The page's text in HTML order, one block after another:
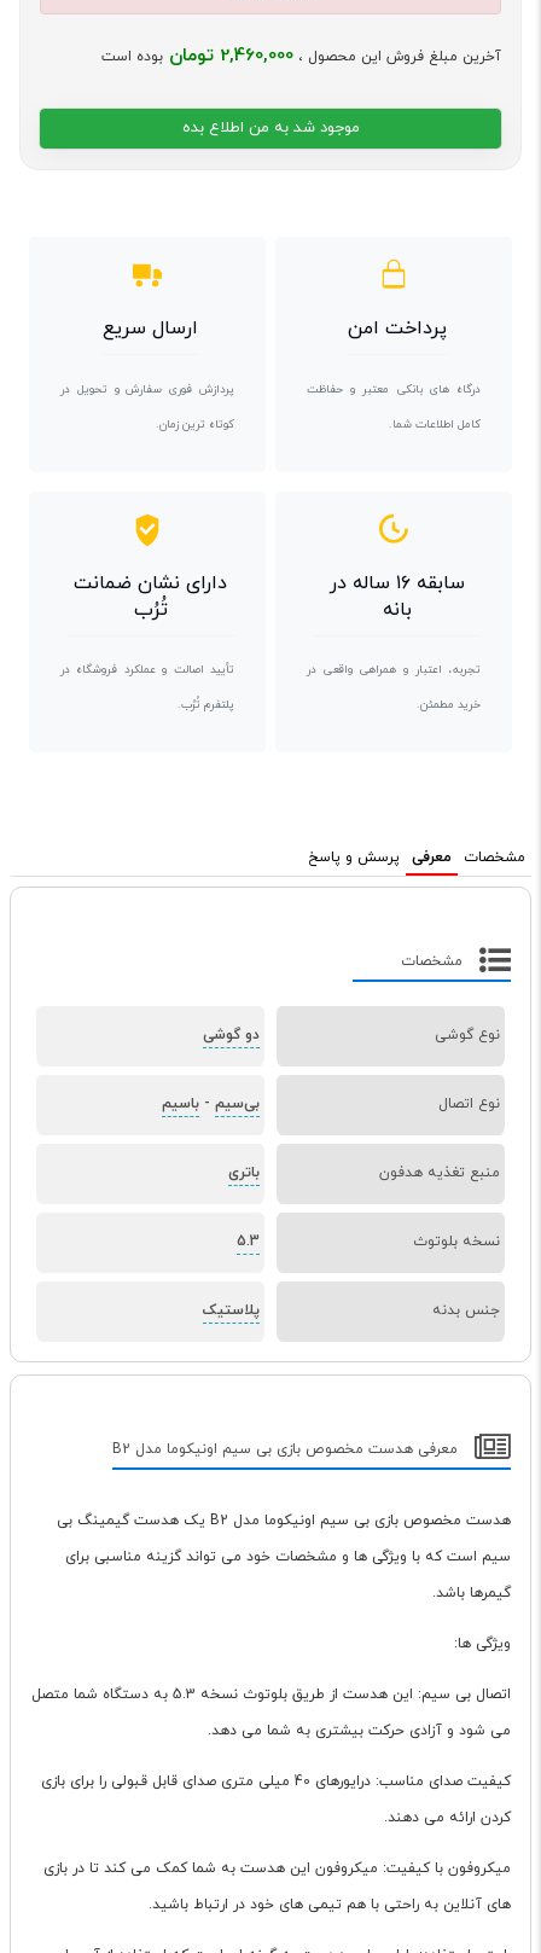
آخرین مبلغ فروش این محصول ، 2,460,000 تومان بوده است
موجود شد به من اطلاع بده
پرداخت امن
درگاه های بانکی معتبر و حفاظت
کامل اطلاعات شما.
ارسال سریع
پردازش فوری سفارش و تحویل در
کوتاه ترین زمان.
سابقه ۱۶ ساله در
بانه
تجربه، اعتبار و همراهی واقعی در
خرید مطمئن.
دارای نشان ضمانت
تُرُب
تأیید اصالت و عملکرد فروشگاه در
پلتفرم تُرُب.
مشخصات معرفی پرسش و پاسخ
مشخصات
نوع گوشی دو گوشی
نوع اتصال بی‌سیم - باسیم
منبع تغذیه هدفون باتری
نسخه بلوتوث 5.3
جنس بدنه پلاستیک
معرفی هدست مخصوص بازی بی سیم اونیکوما مدل B2
هدست مخصوص بازی بی سیم اونیکوما مدل B2 یک هدست گیمینگ بی
سیم است که با ویژگی ها و مشخصات خود می تواند گزینه مناسبی برای
گیمرها باشد.
ویژگی ها:
اتصال بی سیم: این هدست از طریق بلوتوث نسخه 5.3 به دستگاه شما متصل
می شود و آزادی حرکت بیشتری به شما می دهد.
کیفیت صدای مناسب: درایورهای 40 میلی متری صدای قابل قبولی را برای بازی
کردن ارائه می دهند.
میکروفون با کیفیت: میکروفون این هدست به شما کمک می کند تا در بازی
های آنلاین به راحتی با هم تیمی های خود در ارتباط باشید.